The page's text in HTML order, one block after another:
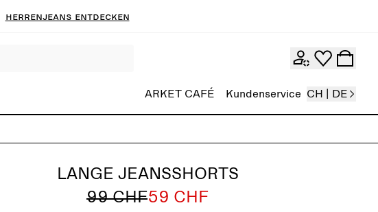
Herrenjeans entdecken
ARKET CAFÉ Kundenservice CH | DE
LANGE JEANSSHORTS
99 CHF59 CHF